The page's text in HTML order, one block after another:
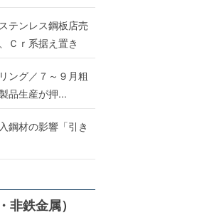
テンレス鋼板店売
Ｃｒ系据え置き
ング／７～９月粗
品生産が押...
鋼材の影響「引き
非鉄金属）